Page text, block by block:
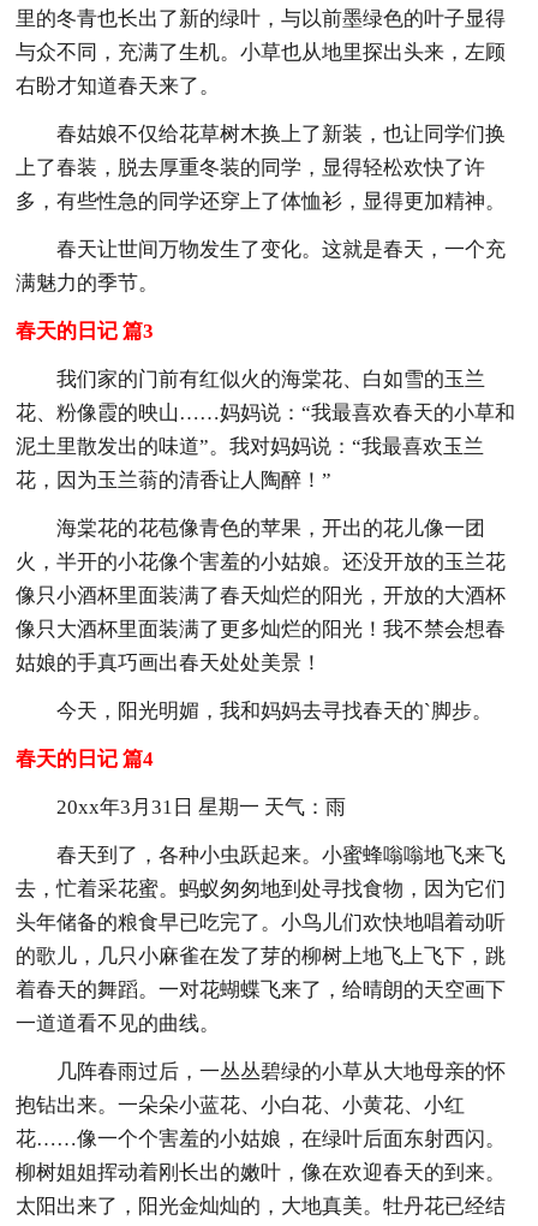
里的冬青也长出了新的绿叶，与以前墨绿色的叶子显得
与众不同，充满了生机。小草也从地里探出头来，左顾
右盼才知道春天来了。
春姑娘不仅给花草树木换上了新装，也让同学们换
上了春装，脱去厚重冬装的同学，显得轻松欢快了许
多，有些性急的同学还穿上了体恤衫，显得更加精神。
春天让世间万物发生了变化。这就是春天，一个充
满魅力的季节。
春天的日记 篇3
我们家的门前有红似火的海棠花、白如雪的玉兰
花、粉像霞的映山……妈妈说：“我最喜欢春天的小草和
泥土里散发出的味道”。我对妈妈说：“我最喜欢玉兰
花，因为玉兰蓊的清香让人陶醉！”
海棠花的花苞像青色的苹果，开出的花儿像一团
火，半开的小花像个害羞的小姑娘。还没开放的玉兰花
像只小酒杯里面装满了春天灿烂的阳光，开放的大酒杯
像只大酒杯里面装满了更多灿烂的阳光！我不禁会想春
姑娘的手真巧画出春天处处美景！
今天，阳光明媚，我和妈妈去寻找春天的`脚步。
春天的日记 篇4
20xx年3月31日 星期一 天气：雨
春天到了，各种小虫跃起来。小蜜蜂嗡嗡地飞来飞
去，忙着采花蜜。蚂蚁匆匆地到处寻找食物，因为它们
头年储备的粮食早已吃完了。小鸟儿们欢快地唱着动听
的歌儿，几只小麻雀在发了芽的柳树上地飞上飞下，跳
着春天的舞蹈。一对花蝴蝶飞来了，给晴朗的天空画下
一道道看不见的曲线。
几阵春雨过后，一丛丛碧绿的小草从大地母亲的怀
抱钻出来。一朵朵小蓝花、小白花、小黄花、小红
花……像一个个害羞的小姑娘，在绿叶后面东射西闪。
柳树姐姐挥动着刚长出的嫩叶，像在欢迎春天的到来。
太阳出来了，阳光金灿灿的，大地真美。牡丹花已经结